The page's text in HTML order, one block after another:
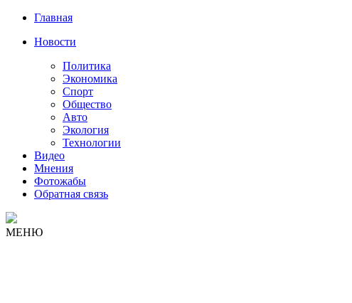
Главная
Новости
Политика
Экономика
Спорт
Общество
Авто
Экология
Технологии
Видео
Мнения
Фотожабы
Обратная связь
МЕНЮ